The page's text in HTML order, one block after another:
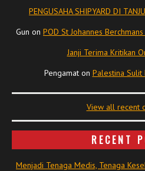
PENGUSAHA SHIPYARD DI
Gun on POD St Johannes
Janji Terima Kritikan
Pengamaton Palestina Sulit
View all recent
RECENT
Menjadi Tenaga Medis, Tenaga